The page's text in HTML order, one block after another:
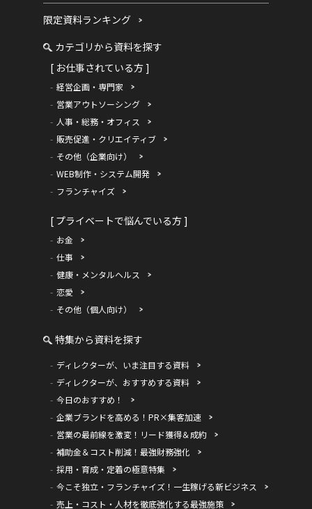
限定資料ランキング
カテゴリから資料を探す
[ お仕事されている方 ]
経営企画・専門家
営業アウトソーシング
人事・総務・オフィス
販売促進・クリエイティブ
その他（企業向け）
WEB制作・システム開発
フランチャイズ
[ プライベートで悩んでいる方 ]
お金
仕事
健康・メンタルヘルス
恋愛
その他（個人向け）
特集から資料を探す
ディレクターが、いま注目する資料
ディレクターが、おすすめする資料
今日のおすすめ！
企業ブランドを高める！PR×集客加速
営業の最前線を激変！リード獲得＆成約
補助金＆コスト削減！最強財務強化
採用・育成・定着の極意特集
今こそ独立・フランチャイズ！一生稼げる新ビジネス
売上・コスト・人材を徹底強化する最強施策